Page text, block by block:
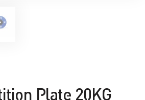
Plate 20KG